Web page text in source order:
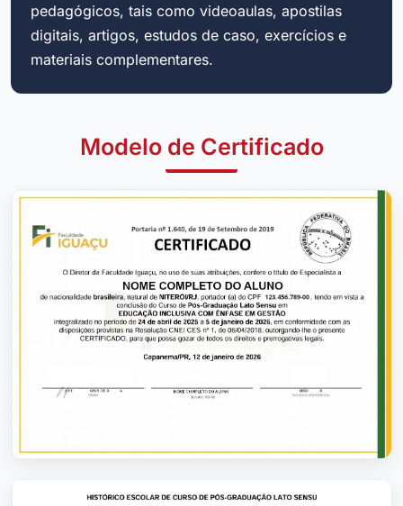
pedagógicos, tais como videoaulas, apostilas
digitais, artigos, estudos de caso, exercícios e
materiais complementares.
Modelo de Certificado